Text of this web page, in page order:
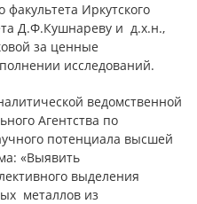
Иркутского
Д.Ф.Кушнареву и д.х.н.,
за ценные
исследований.
ведомственной
Агентства по
потенциала высшей
«Выявить
выделения
металлов из